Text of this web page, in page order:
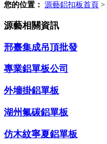
您的位置： 源藝鋁扣板首頁 >
源藝相關資訊
邢臺集成吊頂批發
專業鋁單板公司
外墻掛鋁單板
湖州氟碳鋁單板
仿木紋寧夏鋁單板